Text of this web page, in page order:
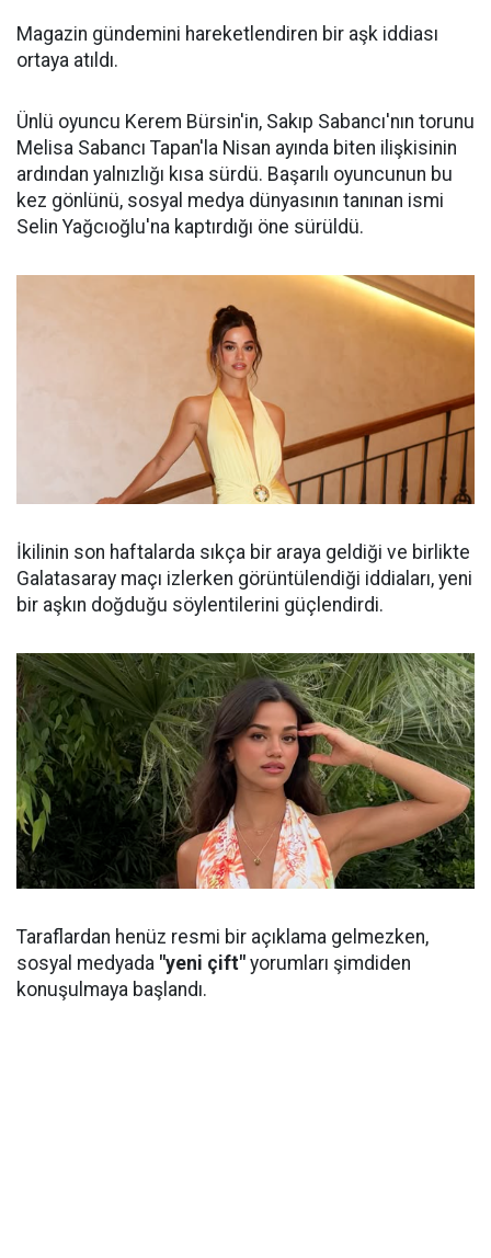
Magazin gündemini hareketlendiren bir aşk iddiası
ortaya atıldı.
Ünlü oyuncu Kerem Bürsin'in, Sakıp Sabancı'nın torunu
Melisa Sabancı Tapan'la Nisan ayında biten ilişkisinin
ardından yalnızlığı kısa sürdü. Başarılı oyuncunun bu
kez gönlünü, sosyal medya dünyasının tanınan ismi
Selin Yağcıoğlu'na kaptırdığı öne sürüldü.
İkilinin son haftalarda sıkça bir araya geldiği ve birlikte
Galatasaray maçı izlerken görüntülendiği iddiaları, yeni
bir aşkın doğduğu söylentilerini güçlendirdi.
Taraflardan henüz resmi bir açıklama gelmezken,
sosyal medyada "yeni çift" yorumları şimdiden
konuşulmaya başlandı.